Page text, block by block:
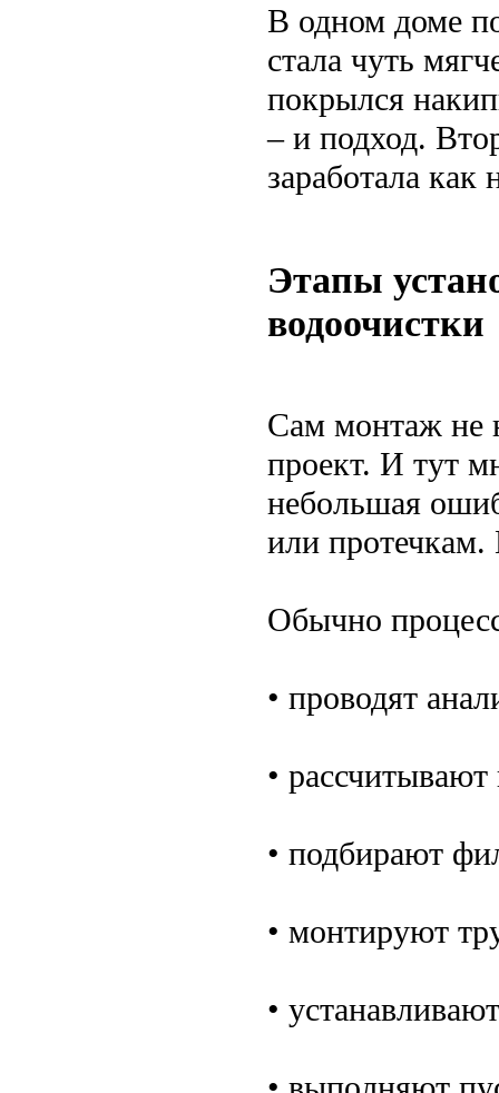
В одном доме
стала чуть
покрылся
– и подход.
заработала как
Этапы
водоочистки
Сам монтаж не
проект. И тут
небольшая
или протечкам.
Обычно
• проводят
•
• подбирают
• монтируют
•